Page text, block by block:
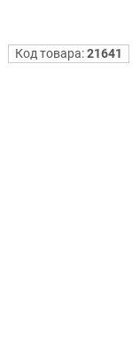
Код товара:21641